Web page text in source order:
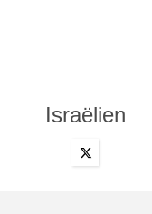
Israëlien